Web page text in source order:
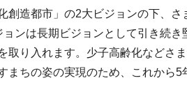
造都市」の2大ビジョンの下、さ
ンは長期ビジョンとして引き続
取り入れます。少子高齢化などさ
ちの姿の実現のため、これから5